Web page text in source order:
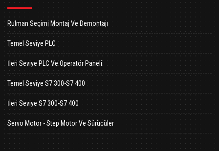
Rulman Seçimi Montaj Ve Demontajı
Temel Seviye PLC
İleri Seviye PLC Ve Operatör Paneli
Temel Seviye S7 300-S7 400
İleri Seviye S7 300-S7 400
Servo Motor - Step Motor Ve Sürücüler